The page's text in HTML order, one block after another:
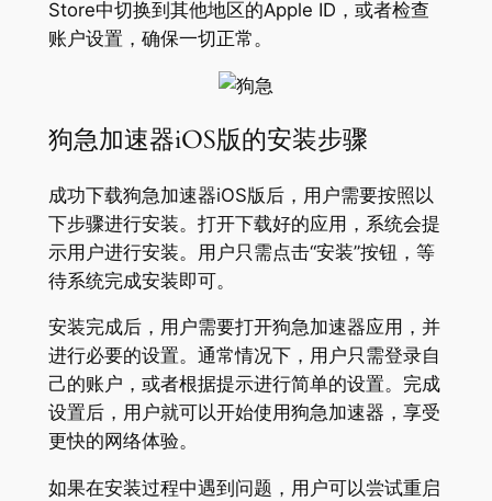
Store中切换到其他地区的Apple ID，或者检查
账户设置，确保一切正常。
狗急加速器iOS版的安装步骤
成功下载狗急加速器iOS版后，用户需要按照以
下步骤进行安装。打开下载好的应用，系统会提
示用户进行安装。用户只需点击“安装”按钮，等
待系统完成安装即可。
安装完成后，用户需要打开狗急加速器应用，并
进行必要的设置。通常情况下，用户只需登录自
己的账户，或者根据提示进行简单的设置。完成
设置后，用户就可以开始使用狗急加速器，享受
更快的网络体验。
如果在安装过程中遇到问题，用户可以尝试重启